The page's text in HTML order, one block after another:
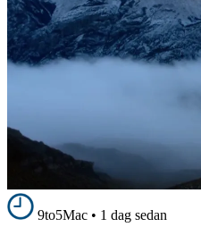
9to5Mac • 1 dag sedan